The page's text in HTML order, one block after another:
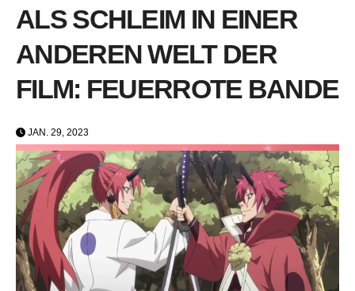
ALS SCHLEIM IN EINER
ANDEREN WELT DER
FILM: FEUERROTE BANDE
JAN. 29, 2023